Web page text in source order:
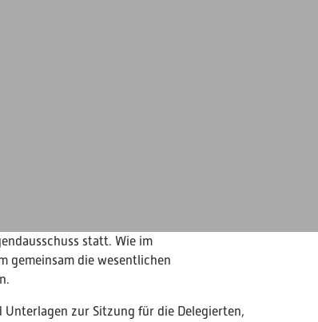
statt. Wie im
gemeinsam die wesentlichen
zur Sitzung für die Delegierten,